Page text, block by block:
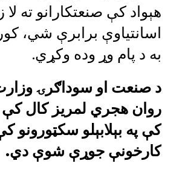
هېواد کې صنعتکارانو ته لا
اسانتیاوې برابرې شي،
به د پام وړ وده وکړي.
د صنعت او سوداګرۍ
روان هجري لمریز کال کې
کارخونې جوړې شوې دي.